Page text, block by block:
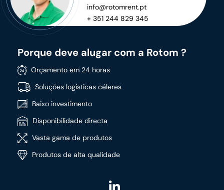
info@rotomrent.pt
+ 351 244 829 345
Porque deve alugar com a Rotom ?
Orçamento em 24 horas
Soluções logísticas céleres
Baixo investimento
Disponibilidade directa
Vasta gama de produtos
Produtos de alta qualidade